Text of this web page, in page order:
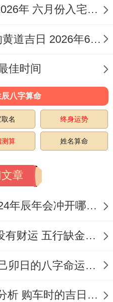
六月份入宅黄道吉日2026年 六月份入宅黄道吉日查询
2026年7月适合动土的黄道吉日 2026年6月动土的黄道吉日
佳时间
八字算命
名 终身运势
测算 姓名算命
章
2024辰冲开财库，2024年辰年会冲开哪些人的财库
五行缺金的人是不是没有财运 五行缺金的人命运好不好
己卯日生人八字富贵 己卯日的八字命运如何
2025年买车提车吉日分析 购车时的吉日与禁忌